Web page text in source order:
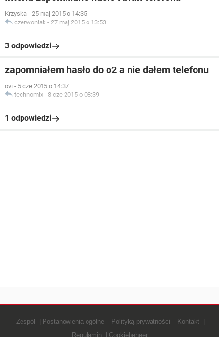
Krzyska - 25 maj 2015 o 14:35
czerwoniak - 27 maj 2015 o 13:53
3 odpowiedzi
zapomniałem hasło do o2 a nie dałem telefonu
ovi - 5 cze 2015 o 14:37
technomix - 8 cze 2015 o 08:39
1 odpowiedzi
Zespół Postanowienia ogólne Polityką prywatności
Kontakt
Regulamin
Cookiebeheer